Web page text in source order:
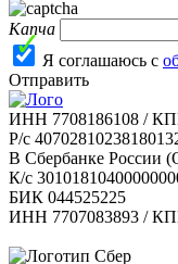
Капча
Я соглашаюсь с
Отправить
ИНН 7708186108 /
Р/с
В Сбербанке России
К/с
БИК 044525225
ИНН 7707083893 /